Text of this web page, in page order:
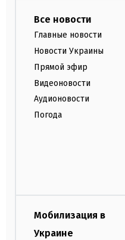
Все новости
Главные новости
Новости Украины
Прямой эфир
Видеоновости
Аудионовости
Погода
Мобилизация в
Украине